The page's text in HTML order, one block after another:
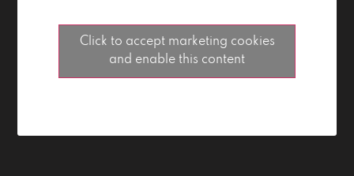
Click to accept marketing cookies
and enable this content